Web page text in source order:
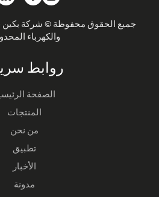
جميع الحقوق محفوظة © شركة بكين
والكهرباء
روابط
الصفحة
المنتجات
من نحن
تطبيق
الأخبار
مدونة